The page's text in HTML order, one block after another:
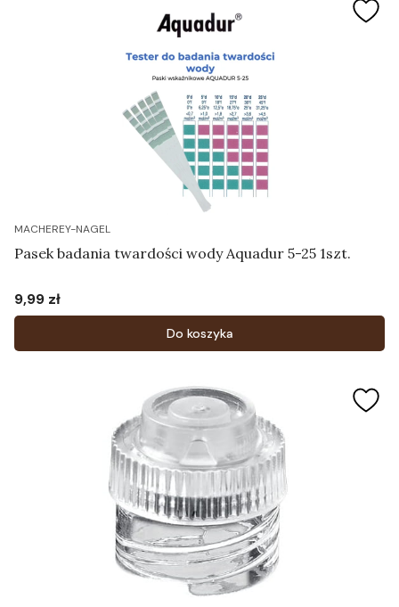
MACHEREY-NAGEL
Pasek badania twardości wody Aquadur 5-25 1szt.
Cena
9,99 zł
Do koszyka